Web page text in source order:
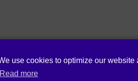
use cookies to optimize our website
Read more